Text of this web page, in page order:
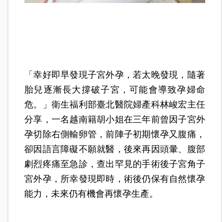
「幸好即早發現子宮外孕，若太晚發現，隨著
胎兒逐漸長大撐破子宮，可能會導致孕婦命
危。」衛生福利部臺北醫院婦產科林峻宏主任
分享，一名越南籍胡小姐在三年前曾因子宮外
孕切除右側輸卵管，前陣子初期懷孕又腹痛，
卻因語言障礙不願就醫，後來再因頭暈、腹部
劇烈疼痛至急診，查出罕見的手術後子宮角子
宮外孕，所幸發現即時，術後仍保有自然懷孕
能力，未來仍有機會再懷孕生產。